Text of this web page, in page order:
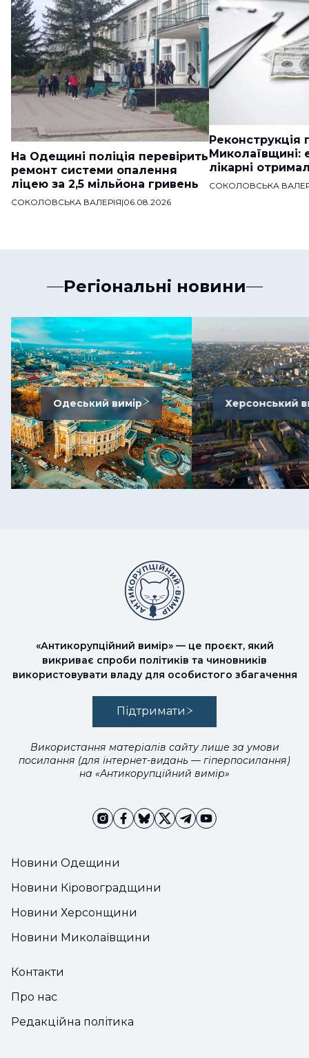
На Одещині поліція перевірить
ремонт системи опалення
ліцею за 2,5 мільйона гривень
СОКОЛОВСЬКА ВАЛЕРІЯ|06.08.2026
Реконструкція
Миколаївщині:
лікарні
СОКОЛОВСЬКА
Регіональні новини
Одеський вимір Херсонський
Новини Одещини
Новини Кіровоградщини
Новини Херсонщини
Новини Миколаївщини
«Антикорупційний вимір» — це проєкт, який
викриває спроби політиків та чиновників
використовувати владу для особистого збагачення
Підтримати
Використання матеріалів сайту лише за умови
посилання (для інтернет-видань — гіперпосилання)
на «Антикорупційний вимір»
Контакти
Про нас
Редакційна політика